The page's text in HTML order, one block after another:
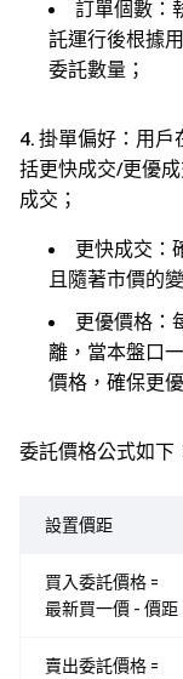
訂單個數：
託運行後根據
委託數量；
4. 掛單偏好：用戶
括更快成交/更優
成交；
更快成交：
且隨著市價的
更優價格：
離，當本盤口
價格，確保更
委託價格公式如下
設置價距
買入委託價格 =
最新買一價 - 價距
賣出委託價格 =